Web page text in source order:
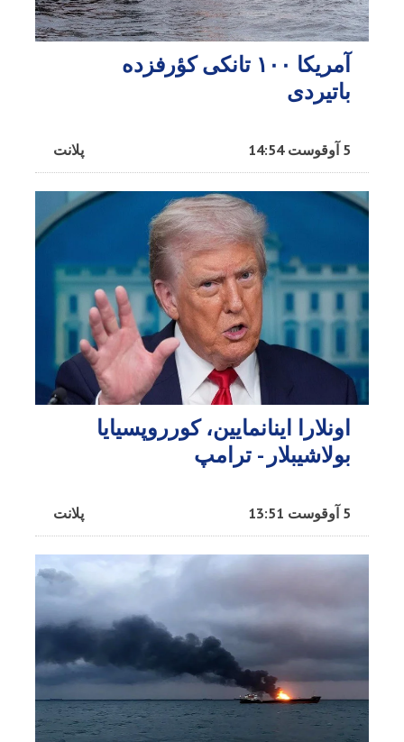
آمریکا ۱۰۰ تانکی کؤرفزده
باتیردی
پلانت 5 آوقوست 14:54
اونلارا اینانمایین، کورروپسیایا
بولاشیبلار - ترامپ
پلانت 5 آوقوست 13:51